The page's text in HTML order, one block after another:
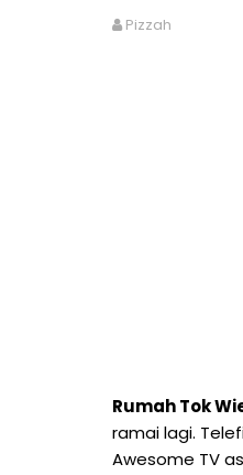
Pizzah
Rumah Tok
ramai lagi.
Awesome TV